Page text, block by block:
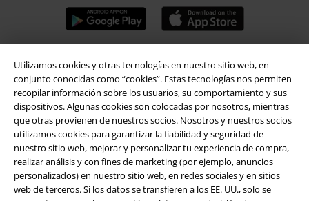
Utilizamos cookies y otras tecnologías en nuestro sitio web, en
conjunto conocidas como “cookies”. Estas tecnologías nos permiten
recopilar información sobre los usuarios, su comportamiento y sus
dispositivos. Algunas cookies son colocadas por nosotros, mientras
que otras provienen de nuestros socios. Nosotros y nuestros socios
utilizamos cookies para garantizar la fiabilidad y seguridad de
nuestro sitio web, mejorar y personalizar tu experiencia de compra,
realizar análisis y con fines de marketing (por ejemplo, anuncios
personalizados) en nuestro sitio web, en redes sociales y en sitios
web de terceros. Si los datos se transfieren a los EE. UU., solo se
A Warner Music Group Company
Seguridad